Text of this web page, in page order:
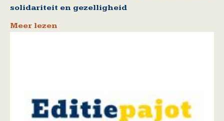
solidariteit en gezelligheid
Meer lezen